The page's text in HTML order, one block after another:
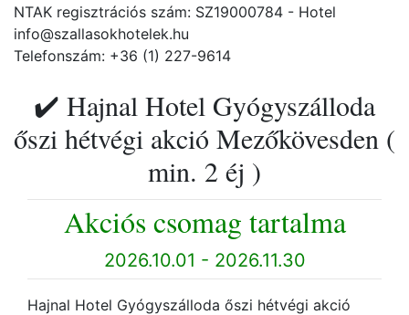
NTAK regisztrációs szám: SZ19000784 - Hotel
info@szallasokhotelek.hu
Telefonszám: +36 (1) 227-9614
✔️ Hajnal Hotel Gyógyszálloda
őszi hétvégi akció Mezőkövesden (
min. 2 éj )
Akciós csomag tartalma
2026.10.01 - 2026.11.30
Hajnal Hotel Gyógyszálloda őszi hétvégi akció